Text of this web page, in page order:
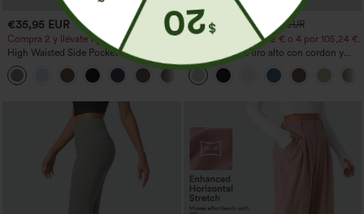
€35,95 EUR
Compra 2 y llévate 1 gratis
High Waisted Side Pocket Straight Leg
Work Pants
€31,95 EUR €35,95 EUR
Compra 2 por 52,62 € o 4 por 105,24 €.
Pantalones de tiro alto con cordón y
bolsillos, pernera ancha, holgados y de
estilo casual con tacto de lino.